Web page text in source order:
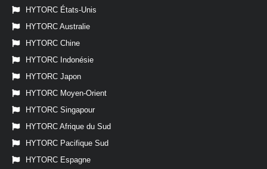
HYTORC États-Unis
HYTORC Australie
HYTORC Chine
HYTORC Indonésie
HYTORC Japon
HYTORC Moyen-Orient
HYTORC Singapour
HYTORC Afrique du Sud
HYTORC Pacifique Sud
HYTORC Espagne